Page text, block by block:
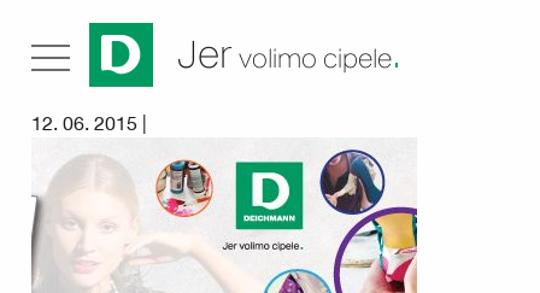
Jer volimo cipele.
12. 06. 2015 |